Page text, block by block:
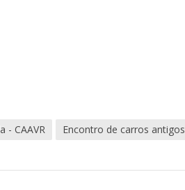
- CAAVR Encontro de carros antigos